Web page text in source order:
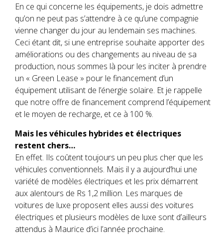
En ce qui concerne les équipements, je dois admettre
qu’on ne peut pas s’attendre à ce qu’une compagnie
vienne changer du jour au lendemain ses machines.
Ceci étant dit, si une entreprise souhaite apporter des
améliorations ou des changements au niveau de sa
production, nous sommes là pour les inciter à prendre
un « Green Lease » pour le financement d’un
équipement utilisant de l’énergie solaire. Et je rappelle
que notre offre de financement comprend l’équipement
et le moyen de recharge, et ce à 100 %.
Mais les véhicules hybrides et électriques
restent chers…
En effet. Ils coûtent toujours un peu plus cher que les
véhicules conventionnels. Mais il y a aujourd’hui une
variété de modèles électriques et les prix démarrent
aux alentours de Rs 1,2 million. Les marques de
voitures de luxe proposent elles aussi des voitures
électriques et plusieurs modèles de luxe sont d’ailleurs
attendus à Maurice d’ici l’année prochaine.